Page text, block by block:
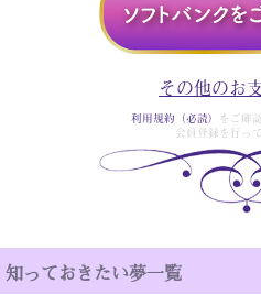
その他のお
利用規約（必読）
をご確
会員登録を行っ
知っておきたい夢一覧